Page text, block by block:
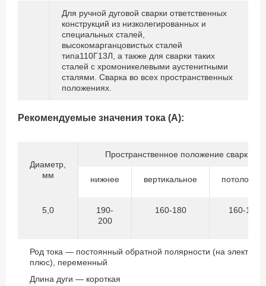
Для ручной дуговой сварки ответственных
конструкций из низколегированных и
специальных сталей,
высокомарганцовистых сталей
типа110Г13Л, а также для сварки таких
сталей с хромоникелевыми аустенитными
сталями. Сварка во всех пространственных
положениях.
Рекомендуемые значения тока (А):
Диаметр,
мм
Пространственное положение сварки
нижнее вертикальное
5,0
190-
200
160-180 160-180
Род тока — постоянный обратной полярности (на
плюс), переменный
Длина дуги — короткая